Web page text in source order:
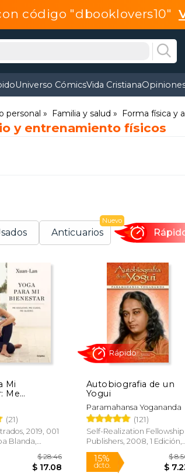
código "dbooklovers10"
Universo CómicsVida Cristiana
personal Familia y salud Forma física y
y entrenamiento físicos
Anticuarios
Nuevo
Mi
Me
Cuido, Me
for My
Listening
Caring for
Myself
(21)
2019, 001
Blanda,
Autobiografia de un
Yogui
Paramahansa Yogananda
(121)
Self-Realization Fellowship
Publishers, 2008, 1 Edición,
Tapa Blanda, Nuevo